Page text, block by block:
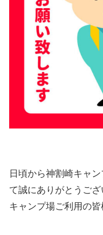
日頃から神割崎キャ
て誠にありがとうござ
キャンプ場ご利用の皆